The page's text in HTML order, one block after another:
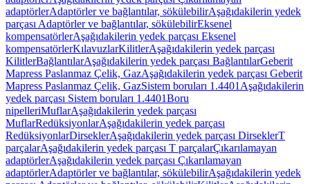
adaptörlerAdaptörler ve bağlantılar, sökülebilirAşağıdakilerin yedek
parçası Adaptörler ve bağlantılar, sökülebilirEksenel
kompensatörlerAşağıdakilerin yedek parçası Eksenel
kompensatörlerKılavuzlarKilitlerAşağıdakilerin yedek parçası
KilitlerBağlantılarAşağıdakilerin yedek parçası BağlantılarGeberit
Mapress Paslanmaz Çelik, GazAşağıdakilerin yedek parçası Geberit
Mapress Paslanmaz Çelik, GazSistem boruları 1.4401 Aşağıdakilerin
yedek parçası Sistem boruları 1.4401Boru
nipelleriMuflarAşağıdakilerin yedek parçası
MuflarRedüksiyonlarAşağıdakilerin yedek parçası
RedüksiyonlarDirseklerAşağıdakilerin yedek parçası DirseklerT
parçalarAşağıdakilerin yedek parçası T parçalarÇıkarılamayan
adaptörlerAşağıdakilerin yedek parçası Çıkarılamayan
adaptörlerAdaptörler ve bağlantılar, sökülebilirAşağıdakilerin yedek